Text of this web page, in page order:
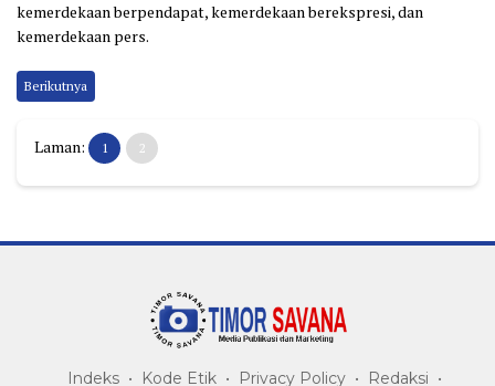
kemerdekaan berpendapat, kemerdekaan berekspresi, dan
kemerdekaan pers.
Berikutnya
Laman: 1 2
Indeks Kode Etik Privacy Policy Redaksi